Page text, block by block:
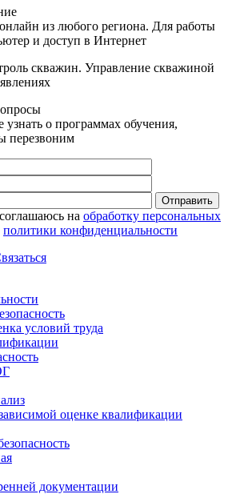
из любого региона. Для работы
и доступ в Интернет
скважин. Управление скважиной
о программах обучения,
перезвоним
Отправить
на обработку персональных
политики конфиденциальности
условий труда
оценке квалификации
документации